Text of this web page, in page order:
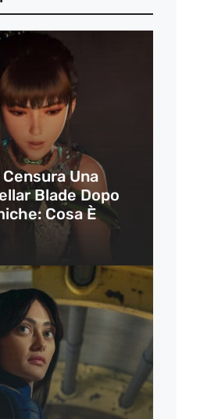
Una
Blade Dopo
Cosa È